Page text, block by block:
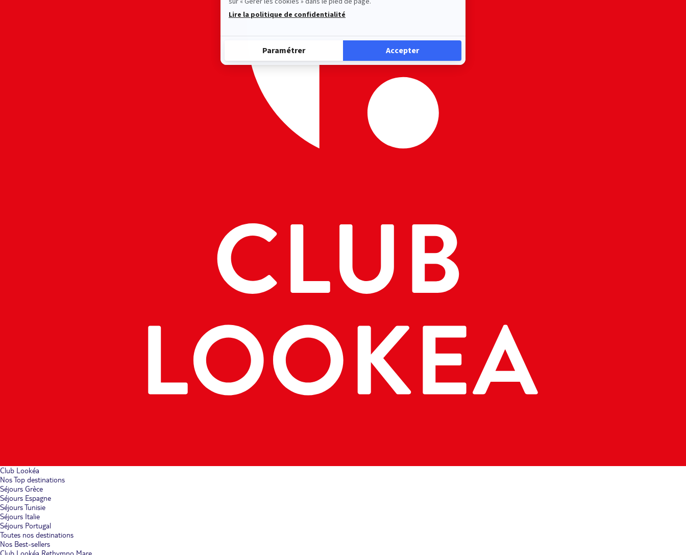
Club Lookéa
Nos Top destinations
Séjours Grèce
Séjours Espagne
Séjours Tunisie
Séjours Italie
Séjours Portugal
Toutes nos destinations
Nos Best-sellers